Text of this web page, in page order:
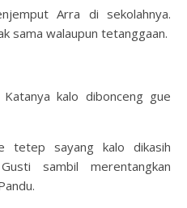
Arra di sekolahnya.
sama walaupun tetanggaan.
kalo dibonceng gue
tetep sayang kalo dikasih
sambil merentangkan